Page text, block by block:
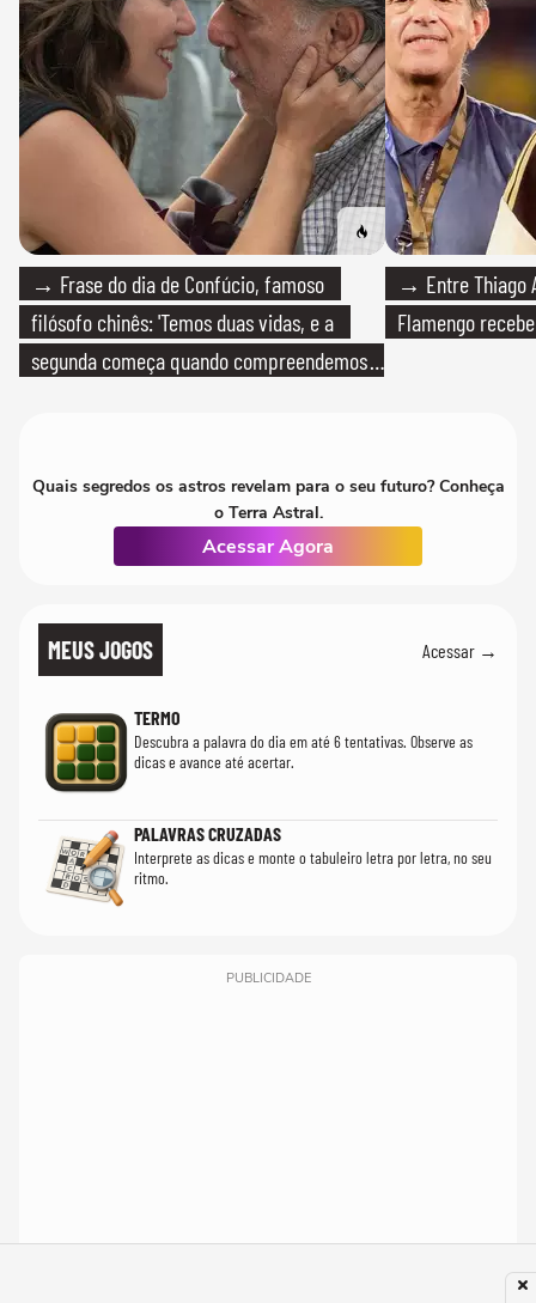
→ Frase do dia de Confúcio, famoso
filósofo chinês: 'Temos duas vidas, e a
segunda começa quando compreendemos
→ Entre Thiago
Flamengo
Quais segredos os astros revelam para o seu futuro? Conheça
o Terra Astral.
Acessar Agora
MEUS JOGOS Acessar →
TERMO
Descubra a palavra do dia em até 6 tentativas. Observe as
dicas e avance até acertar.
PALAVRAS CRUZADAS
Interprete as dicas e monte o tabuleiro letra por letra, no seu
ritmo.
PUBLICIDADE